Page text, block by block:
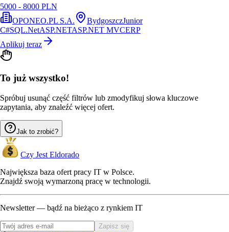
5000 - 8000 PLN
OPONEO.PL S.A.
BydgoszczJunior
C#SQL.NetASP.NETASP.NET MVCERP
Aplikuj teraz
To już wszystko!
Spróbuj usunąć część filtrów lub zmodyfikuj słowa kluczowe
zapytania, aby znaleźć więcej ofert.
Jak to zrobić?
Czy Jest Eldorado
Największa baza ofert pracy IT w Polsce.
Znajdź swoją wymarzoną pracę w technologii.
Newsletter — bądź na bieżąco z rynkiem IT
Zapisz się